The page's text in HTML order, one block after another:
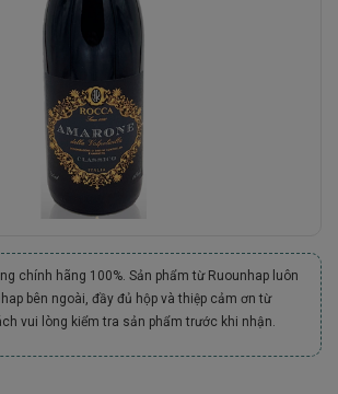
chính hãng 100%. Sản phẩm từ Ruounhap luôn
bên ngoài, đầy đủ hộp và thiệp cảm ơn từ
vui lòng kiểm tra sản phẩm trước khi nhận.